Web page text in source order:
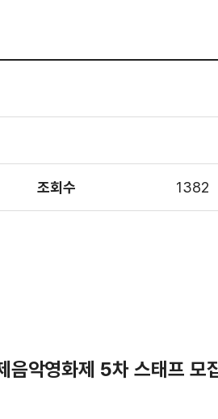
조회수 1382
악영화제 5차 스태프 모